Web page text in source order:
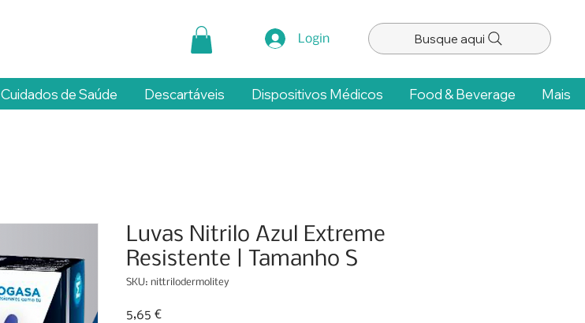
Login Busque aqui
Cuidados de Saúde Descartáveis Dispositivos Médicos Food & Beverage Mais
Luvas Nitrilo Azul Extreme
Resistente | Tamanho S
SKU: nittrilodermolitey
5,65 €Preço